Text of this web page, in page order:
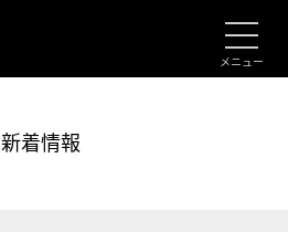
メニュー
新着情報